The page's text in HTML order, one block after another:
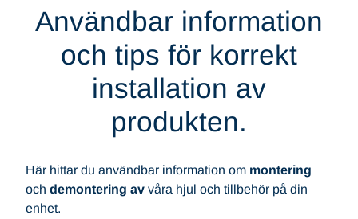
Användbar information
och tips för korrekt
installation av
produkten.
Här hittar du användbar information om montering
och demontering av våra hjul och tillbehör på din
enhet.